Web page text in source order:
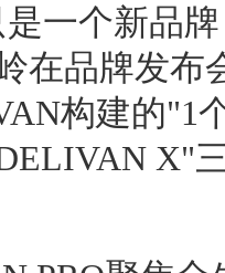
一个新品
在品牌发布
构建的"1
X"